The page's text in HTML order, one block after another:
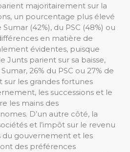
majoritairement sur la
un pourcentage plus élevé
(42%), du PSC (48%) ou
en matière de
évidentes, puisque
Junts parient sur sa baisse,
26% du PSC ou 27% de
sur les grandes fortunes
les successions et le
les mains des
D’un autre côté, la
et l’impôt sur le revenu
du gouvernement et les
des préférences